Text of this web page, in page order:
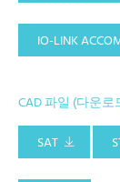
IO-LINK
CAD 파일 (다운로
SAT